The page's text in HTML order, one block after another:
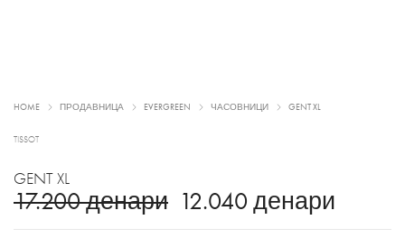
HOME ПРОДАВНИЦА EVERGREEN ЧАСОВНИЦИ GENT XL
TISSOT
GENT XL
17.200денари 12.040 денари